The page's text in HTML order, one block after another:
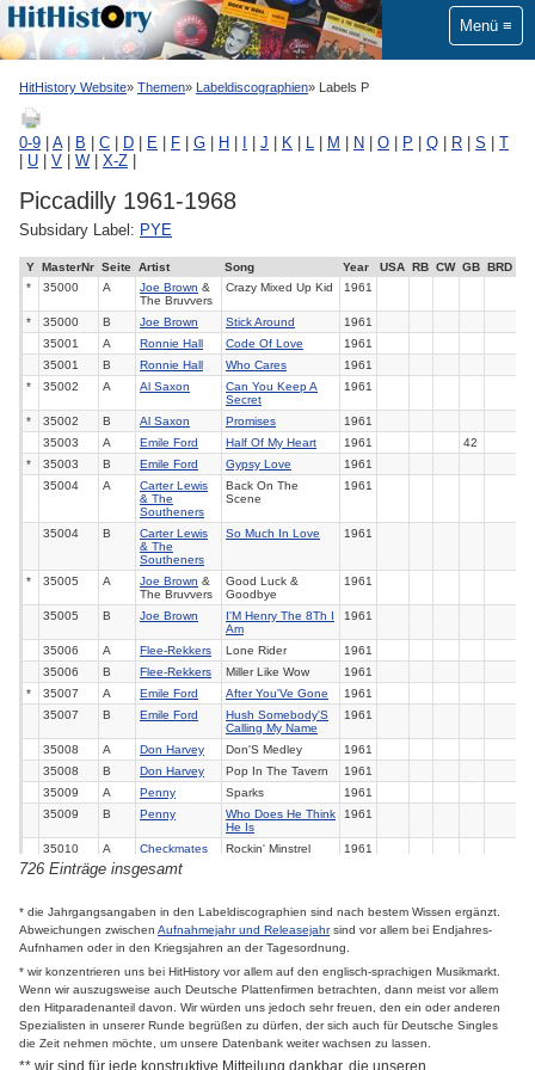
Menü
HitHistory Website Themen Labeldiscographien Labels P
0-9 A| B C D E F G H J K L M N O P Q R S
T
U V W X-Z
Piccadilly 1961-1968
Subsidary Label: PYE
Y MasterNr Seite Artist Song Year USA RB CW GB BRD
*
35000 A Joe Brown &
The Bruvvers
Crazy Mixed Up Kid 1961
* 35000 B Joe Brown Stick Around
1961
35001
A Ronnie Hall Code Of Love
1961
35001
B Ronnie Hall Who Cares
1961
*
35002 A Al Saxon
Can You Keep A
Secret
1961
* 35002 B Al Saxon Promises
1961
35003
A Emile Ford Half Of My Heart 1961
42
*
35003 B Emile Ford Gypsy Love
1961
35004
A
Carter Lewis
& The
Southeners
Back On The
Scene
1961
35004 B
Carter Lewis
& The
Southeners
So Much In Love 1961
* 35005 A Joe Brown &
The Bruvvers
Good Luck &
Goodbye
1961
35005 B Joe Brown
I'M Henry The 8Th I
Am
1961
35006 A Flee-Rekkers Lone Rider
1961
35006
B Flee-Rekkers Miller Like Wow
1961
*
35007 A Emile Ford After You'Ve Gone
1961
35007
B Emile Ford
Hush Somebody'S
Calling My Name
1961
35008 A Don Harvey Don'S Medley
1961
35008
B Don Harvey Pop In The Tavern
1961
35009
A Penny Sparks
1961
35009
B Penny
Who Does He Think
He Is
1961
35010 A
Checkmates
Rockin' Minstrel 1961
Again
Al Saxon
You Came A Long
Way From St. Louis
35012 A Jackie Lynton High In The Sky
1961
35012
B Jackie Lynton Over The Rainbow
1961
35013
Strings
Our House
35013 B
Piccadilly
Strings
Sir Francis Drake
Theme
1961
726 Einträge insgesamt
* die Jahrgangsangaben in den Labeldiscographien sind nach bestem Wissen ergänzt.
Abweichungen zwischen Aufnahmejahr und Releasejahrsind vor allem bei Endjahres-
Aufnhamen oder in den Kriegsjahren an der Tagesordnung.
* wir konzentrieren uns bei HitHistory vor allem auf den englisch-sprachigen Musikmarkt.
Wenn wir auszugsweise auch Deutsche Plattenfirmen betrachten, dann meist vor allem
den Hitparadenanteil davon. Wir würden uns jedoch sehr freuen, den ein oder anderen
Spezialisten in unserer Runde begrüßen zu dürfen, der sich auch für Deutsche Singles
die Zeit nehmen möchte, um unsere Datenbank weiter wachsen zu lassen.